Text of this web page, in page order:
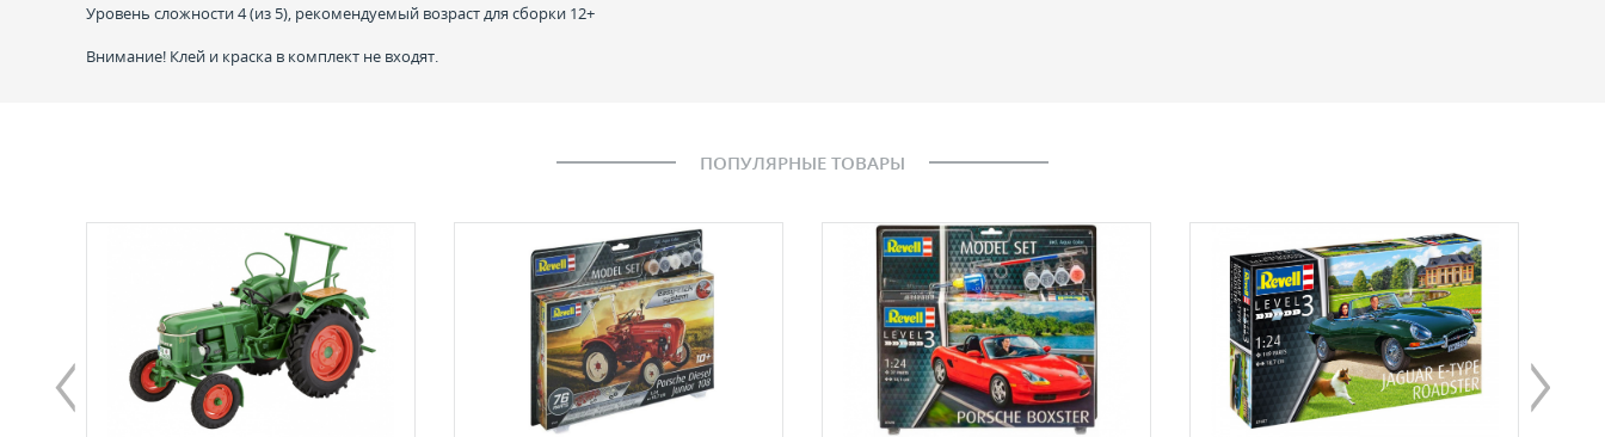
Уровень сложности 4 (из 5), рекомендуемый возраст для сборки 12+
Внимание! Клей и краска в комплект не входят.
ПОПУЛЯРНЫЕ ТОВАРЫ